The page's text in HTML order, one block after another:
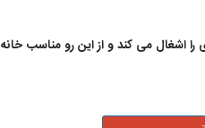
را اشغال می کند و از این رو مناسب خانه